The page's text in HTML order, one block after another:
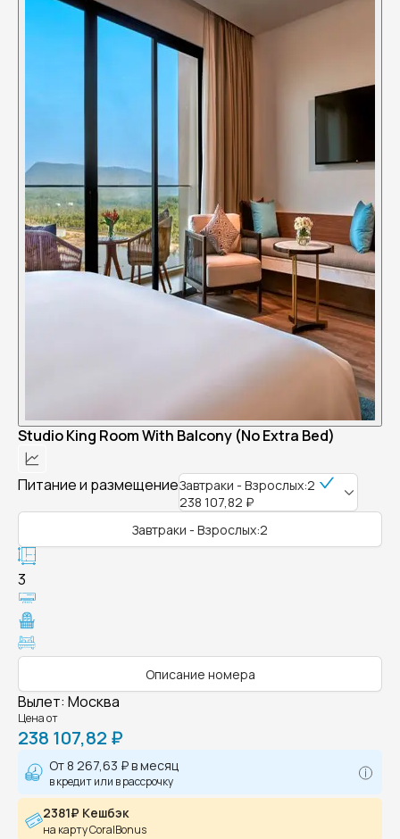
Studio King Room With Balcony (No Extra Bed)
Питание и размещениеЗавтраки - Взрослых:2
238 107,82 ₽
Завтраки - Взрослых:2
3
Описание номера
Вылет: Москва
Цена от
238 107,82 ₽
От 8 267,63 ₽в месяц
в кредит или в рассрочку
2381₽ Кешбэк
на карту CoralBonus